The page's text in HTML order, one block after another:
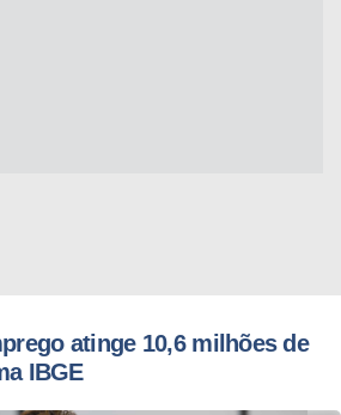
atinge 10,6 milhões de
IBGE